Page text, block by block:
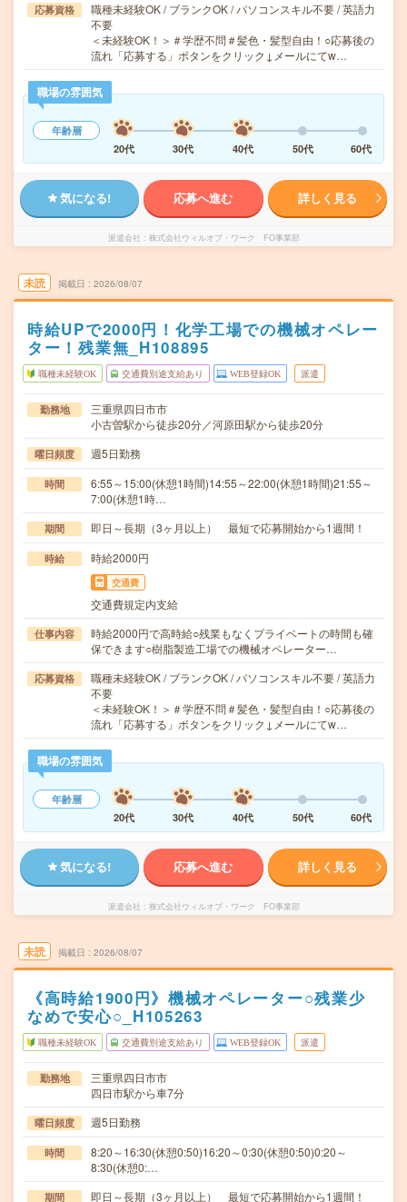
応募資格
職種未経験OK / ブランクOK / パソコンスキル不要 / 英語力
不要
＜未経験OK！＞＃学歴不問＃髪色・髪型自由！○応募後の
流れ「応募する」ボタンをクリック↓メールにてw…
職場の雰囲気
年齢層
20代
30代 40代 50代 60代
気になる! 応募へ進む 詳しく見る
派遣会社 株式会社ウィルオブ・ワーク FO事業部
未読 掲載日 2026/08/07
時給UPで2000円！化学工場での機械オペレー
ター！残業無_H108895
職種未経験OK 交通費別途支給あり WEB登録OK 派遣
勤務地
三重県四日市市
小古曽駅から徒歩20分／河原田駅から徒歩20分
曜日頻度 週5日勤務
時間
6:55～15:00(休憩1時間)14:55～22:00(休憩1時間)21:55～
7:00(休憩1時…
期間 即日～長期（3ヶ月以上） 最短で応募開始から1週間！
時給 時給2000円
交通費
交通費規定内支給
仕事内容
時給2000円で高時給○残業もなくプライベートの時間も確
保できます○樹脂製造工場での機械オペレーター…
応募資格
職種未経験OK / ブランクOK / パソコンスキル不要 / 英語力
不要
＜未経験OK！＞＃学歴不問＃髪色・髪型自由！○応募後の
流れ「応募する」ボタンをクリック↓メールにてw…
職場の雰囲気
年齢層
20代
30代 40代 50代 60代
気になる! 応募へ進む 詳しく見る
派遣会社 株式会社ウィルオブ・ワーク FO事業部
未読 掲載日 2026/08/07
《高時給1900円》機械オペレーター○残業少
なめで安心○_H105263
職種未経験OK 交通費別途支給あり WEB登録OK 派遣
勤務地
三重県四日市市
四日市駅から車7分
曜日頻度 週5日勤務
時間
8:20～16:30(休憩0:50)16:20～0:30(休憩0:50)0:20～
8:30(休憩0:…
期間 即日～長期（3ヶ月以上） 最短で応募開始から1週間！